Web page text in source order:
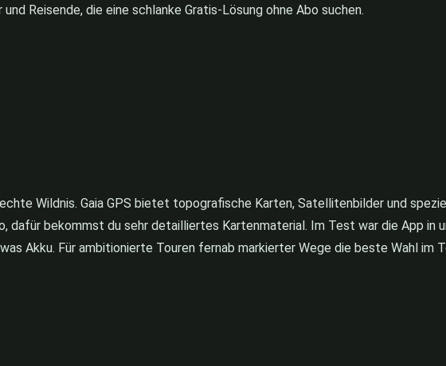
Reisende, die eine schlanke Gratis-Lösung ohne Abo suchen.
Wildnis. Gaia GPS bietet topografische Karten, Satellitenbilder und
dafür bekommst du sehr detailliertes Kartenmaterial. Im Test war die App in
Akku. Für ambitionierte Touren fernab markierter Wege die beste Wahl im